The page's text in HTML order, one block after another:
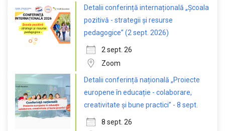
Detalii conferință internațională „Școala
pozitivă - strategii și resurse
pedagogice” (2 sept. 2026)
2 sept. 26
Zoom
Detalii conferință națională „Proiecte
europene în educație - colaborare,
creativitate și bune practici” - 8 sept.
8 sept. 26